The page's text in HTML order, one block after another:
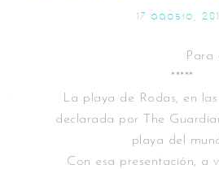
17 AGOSTO,
Para
*****
La playa de Rodas, en
declarada por The
playa del
Con esa presentación, a